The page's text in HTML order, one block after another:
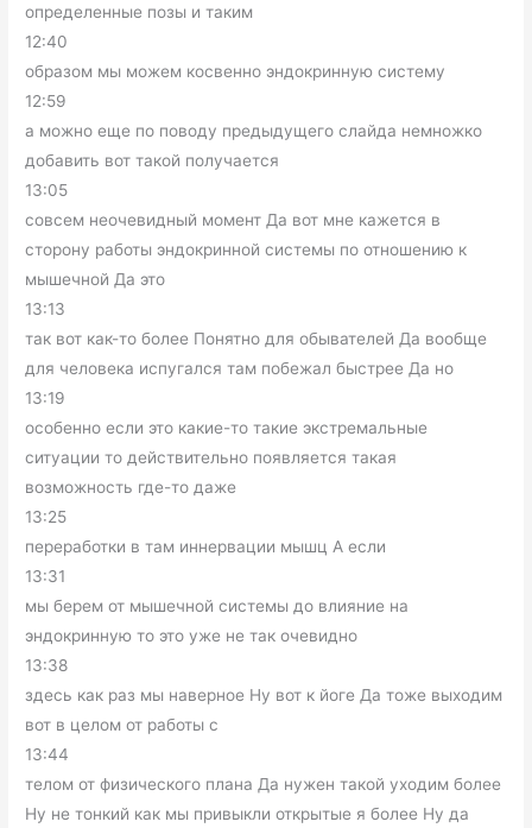
определенные позы и таким
12:40
образом мы можем косвенно эндокринную систему
12:59
а можно еще по поводу предыдущего слайда немножко
добавить вот такой получается
13:05
совсем неочевидный момент Да вот мне кажется в
сторону работы эндокринной системы по отношению к
мышечной Да это
13:13
так вот как-то более Понятно для обывателей Да вообще
для человека испугался там побежал быстрее Да но
13:19
особенно если это какие-то такие экстремальные
ситуации то действительно появляется такая
возможность где-то даже
13:25
переработки в там иннервации мышц А если
13:31
мы берем от мышечной системы до влияние на
эндокринную то это уже не так очевидно
13:38
здесь как раз мы наверное Ну вот к йоге Да тоже выходим
вот в целом от работы с
13:44
телом от физического плана Да нужен такой уходим более
Ну не тонкий как мы привыкли открытые я более Ну да